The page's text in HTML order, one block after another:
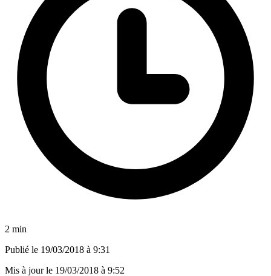
2 min
Publié le 19/03/2018 à 9:31
Mis à jour le 19/03/2018 à 9:52